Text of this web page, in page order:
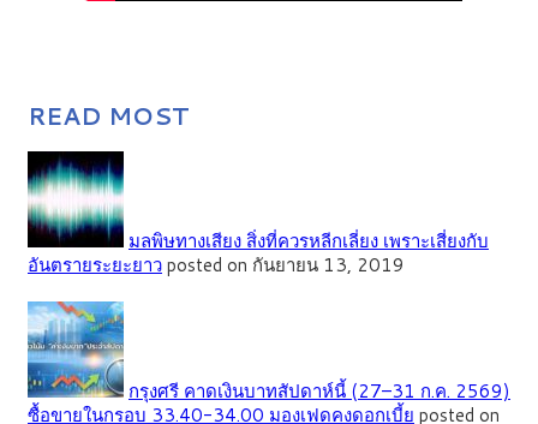
READ MOST
มลพิษทางเสียง สิ่งที่ควรหลีกเลี่ยง เพราะเสี่ยงกับ
อันตรายระยะยาวposted on กันยายน 13, 2019
กรุงศรี คาดเงินบาทสัปดาห์นี้ (27–31 ก.ค. 2569)
ซื้อขายในกรอบ 33.40-34.00 มองเฟดคงดอกเบี้ย posted on